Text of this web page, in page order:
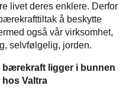
livet deres enklere. Derfor
å beskytte
også vår virksomhet,
selvfølgelig, jorden.
bærekraft ligger i bunnen
Valtra